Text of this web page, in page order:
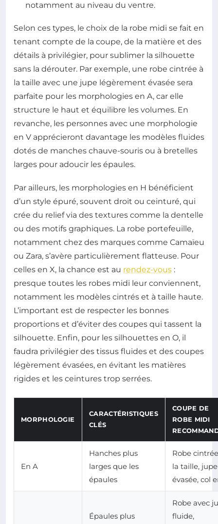
notamment au niveau du ventre.
Selon ces types, le choix de la robe midi se fait en
tenant compte de la coupe, de la matière et des
détails à privilégier, pour sublimer la silhouette
sans la dérouter. Par exemple, une robe cintrée à
la taille avec une jupe légèrement évasée sera
parfaite pour les morphologies en A, car elle
structure le haut et équilibre les volumes. En
revanche, les personnes avec une morphologie
en V apprécieront davantage les modèles fluides
dotés de manches chauve-souris ou à bretelles
larges pour adoucir les épaules.
Par ailleurs, les morphologies en H bénéficient
d’un style épuré, souvent droit ou ceinturé, qui
crée du relief via des textures comme la dentelle
ou des motifs graphiques. La robe portefeuille,
notamment chez des marques comme Camaïeu
ou Zara, s’avère particulièrement flatteuse. Pour
celles en X, la chance est au rendez-vous :
presque toutes les robes midi leur conviennent,
notamment les modèles cintrés et à taille haute.
L’important est de respecter les bonnes
proportions et d’éviter des coupes qui tassent la
silhouette. Enfin, pour les silhouettes en O, il
faudra privilégier des tissus fluides et des coupes
légèrement évasées, en évitant les matières
rigides et les ceintures trop serrées.
MORPHOLOGIE
CARACTÉRISTIQUES
CLÉS
COUPE DE
ROBE MIDI
En A
Hanches plus
larges que les
épaules
Robe
la taille, jupe
évasée, col
Épaules plus
Robe avec
fluide,